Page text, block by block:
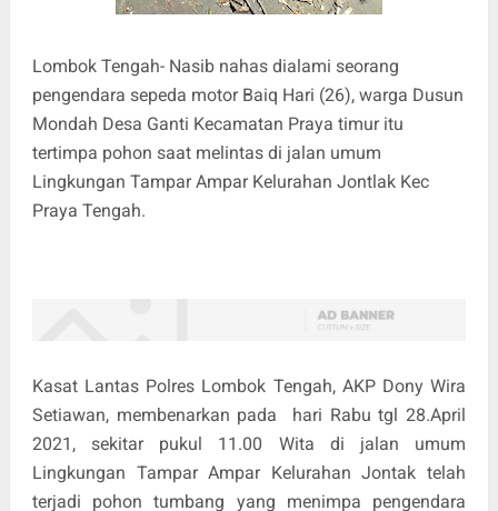
Lombok Tengah- Nasib nahas dialami seorang
pengendara sepeda motor Baiq Hari (26), warga Dusun
Mondah Desa Ganti Kecamatan Praya timur itu
tertimpa pohon saat melintas di jalan umum
Lingkungan Tampar Ampar Kelurahan Jontlak Kec
Praya Tengah.
Kasat Lantas Polres Lombok Tengah, AKP Dony Wira
Setiawan, membenarkan pada hari Rabu tgl 28.April
2021, sekitar pukul 11.00 Wita di jalan umum
Lingkungan Tampar Ampar Kelurahan Jontak telah
terjadi pohon tumbang yang menimpa pengendara